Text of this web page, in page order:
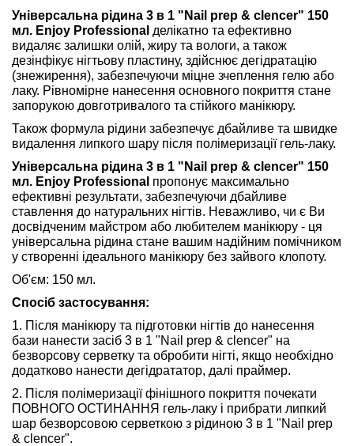
Універсальна рідина 3 в 1 "Nail prep & clencer" 150
мл. Enjoy Professional делікатно та ефективно
видаляє залишки олій, жиру та вологи, а також
дезінфікує нігтьову пластину, здійснює дегідратацію
(знежирення), забезпечуючи міцне зчеплення гелю або
лаку. Рівномірне нанесення основного покриття стане
запорукою довготривалого та стійкого манікюру.
Також формула рідини забезпечує дбайливе та швидке
видалення липкого шару після полімеризації гель-лаку.
Універсальна рідина 3 в 1 "Nail prep & clencer" 150
мл. Enjoy Professional пропонує максимально
ефективні результати, забезпечуючи дбайливе
ставлення до натуральних нігтів. Неважливо, чи є Ви
досвідченим майстром або любителем манікюру - ця
універсальна рідина стане вашим надійним помічником
у створенні ідеального манікюру без зайвого клопоту.
Об'єм: 150 мл.
Спосіб застосування:
1. Після манікюру та підготовки нігтів до нанесення
бази нанести засіб 3 в 1 "Nail prep & clencer" на
безворсову серветку та обробити нігті, якщо необхідно
додатково нанести дегідрататор, далі праймер.
2. Після полімеризації фінішного покриття почекати
ПОВНОГО ОСТИНАННЯ гель-лаку і прибрати липкий
шар безворсовою серветкою з рідиною 3 в 1 "Nail prep
& clencer".